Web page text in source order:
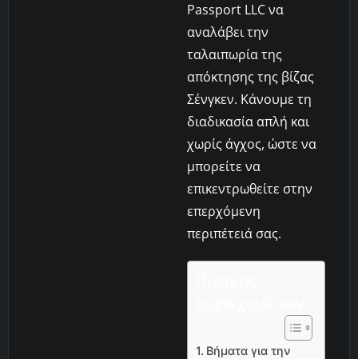
Passport LLC να
αναλάβει την
ταλαιπωρία της
απόκτησης της βίζας
Σένγκεν. Κάνουμε τη
διαδικασία απλή και
χωρίς άγχος, ώστε να
μπορείτε να
επικεντρωθείτε στην
επερχόμενη
περιπέτειά σας.
Βήματα για την